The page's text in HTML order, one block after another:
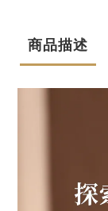
商品描述